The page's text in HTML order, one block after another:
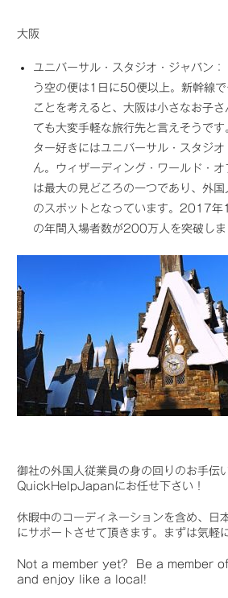
大阪
ユニバーサル・スタジオ・ジャパン
う空の便は1日に50便以上。新幹線
ことを考えると、大阪は小さなお子
ても大変手軽な旅行先と言えそうで
ター好きにはユニバーサル・スタジ
ん。ウィザーディング・ワールド・
は最大の見どころの一つであり、外
のスポットとなっています。2017年
の年間入場者数が200万人を突破しま
御社の外国人従業員の身の回りのお手伝
QuickHelpJapanにお任せ下さい！
休暇中のコーディネーションを含め、日
にサポートさせて頂きます。まずは気軽
Not a member yet? Be a member
and enjoy like a local!